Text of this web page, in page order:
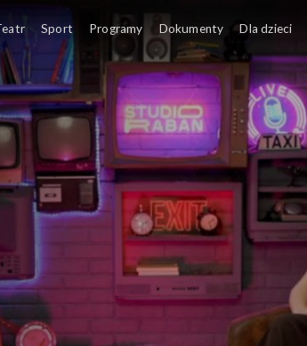
Sport Programy Dokumenty Dla dzieci